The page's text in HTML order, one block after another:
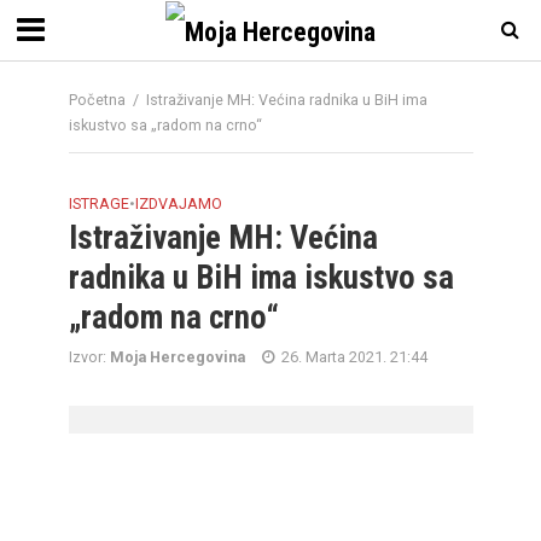
Početna / Istraživanje MH: Većina radnika u BiH ima
iskustvo sa „radom na crno“
ISTRAGE•IZDVAJAMO
Istraživanje MH: Većina
radnika u BiH ima iskustvo sa
„radom na crno“
Izvor: Moja Hercegovina 26. Marta 2021. 21:44